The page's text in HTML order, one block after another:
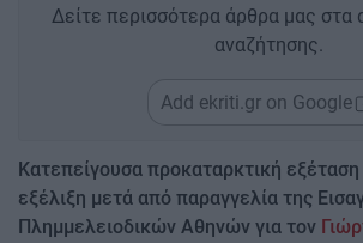
Δείτε περισσότερα άρθρα μας στα
αναζήτησης.
Add ekriti.gr on Google
Κατεπείγουσα προκαταρκτική εξέταση
εξέλιξη μετά από παραγγελία της
Πλημμελειοδικών Αθηνών για τον